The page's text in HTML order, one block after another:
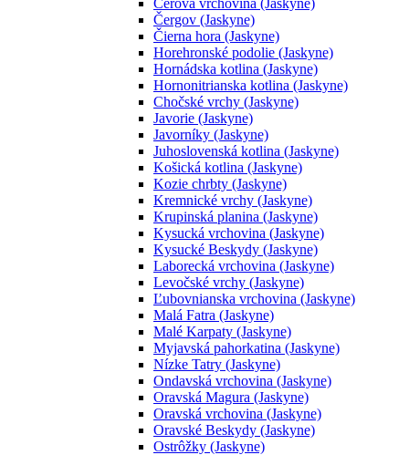
Čergov (Jaskyne)
Čierna hora (Jaskyne)
Horehronské podolie (Jaskyne)
Hornádska kotlina (Jaskyne)
Hornonitrianska kotlina (Jaskyne)
Chočské vrchy (Jaskyne)
Javorie (Jaskyne)
Javorníky (Jaskyne)
Juhoslovenská kotlina (Jaskyne)
Košická kotlina (Jaskyne)
Kozie chrbty (Jaskyne)
Kremnické vrchy (Jaskyne)
Krupinská planina (Jaskyne)
Kysucká vrchovina (Jaskyne)
Kysucké Beskydy (Jaskyne)
Laborecká vrchovina (Jaskyne)
Levočské vrchy (Jaskyne)
Ľubovnianska vrchovina (Jaskyne)
Malá Fatra (Jaskyne)
Malé Karpaty (Jaskyne)
Myjavská pahorkatina (Jaskyne)
Nízke Tatry (Jaskyne)
Ondavská vrchovina (Jaskyne)
Oravská Magura (Jaskyne)
Oravská vrchovina (Jaskyne)
Oravské Beskydy (Jaskyne)
Ostrôžky (Jaskyne)